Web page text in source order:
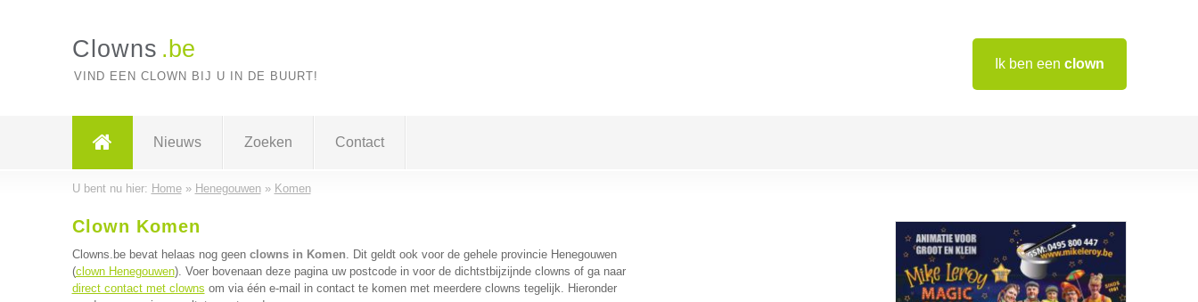
Ik ben een clown
Clowns .be
VIND EEN CLOWN BIJ U IN DE BUURT!
Nieuws Zoeken Contact
U bent nu hier: Home» Henegouwen» Komen
Clown Komen
Clowns.be bevat helaas nog geen clowns in Komen. Dit geldt ook voor de gehele provincie Henegouwen
(clown Henegouwen). Voer bovenaan deze pagina uw postcode in voor de dichtstbijzijnde clowns of ga naar
direct contact met clowns om via één e-mail in contact te komen met meerdere clowns tegelijk. Hieronder